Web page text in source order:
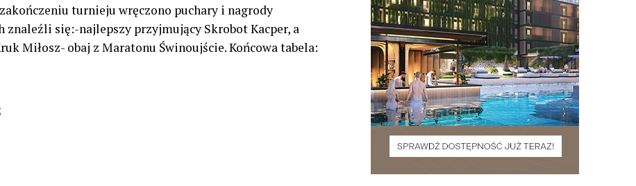
turnieju wręczono puchary i nagrody
się:-najlepszy przyjmujący Skrobot Kacper, a
Miłosz- obaj z Maratonu Świnoujście. Końcowa tabela: